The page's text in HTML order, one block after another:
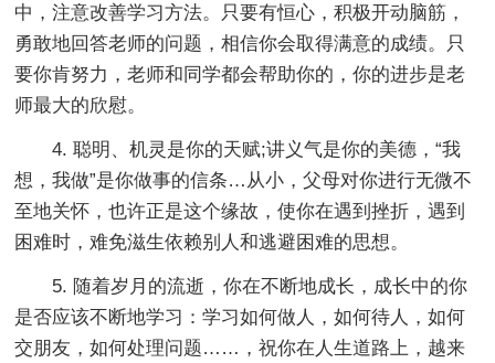
中，注意改善学习方法。只要有恒心，积极开动脑筋，
勇敢地回答老师的问题，相信你会取得满意的成绩。只
要你肯努力，老师和同学都会帮助你的，你的进步是老
师最大的欣慰。
4. 聪明、机灵是你的天赋;讲义气是你的美德，“我
想，我做”是你做事的信条…从小，父母对你进行无微不
至地关怀，也许正是这个缘故，使你在遇到挫折，遇到
困难时，难免滋生依赖别人和逃避困难的思想。
5. 随着岁月的流逝，你在不断地成长，成长中的你
是否应该不断地学习：学习如何做人，如何待人，如何
交朋友，如何处理问题……，祝你在人生道路上，越来